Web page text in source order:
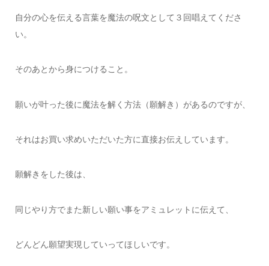
自分の心を伝える言葉を魔法の呪文として３回唱えてくださ
い。
そのあとから身につけること。
願いが叶った後に魔法を解く方法（願解き）があるのですが、
それはお買い求めいただいた方に直接お伝えしています。
願解きをした後は、
同じやり方でまた新しい願い事をアミュレットに伝えて、
どんどん願望実現していってほしいです。